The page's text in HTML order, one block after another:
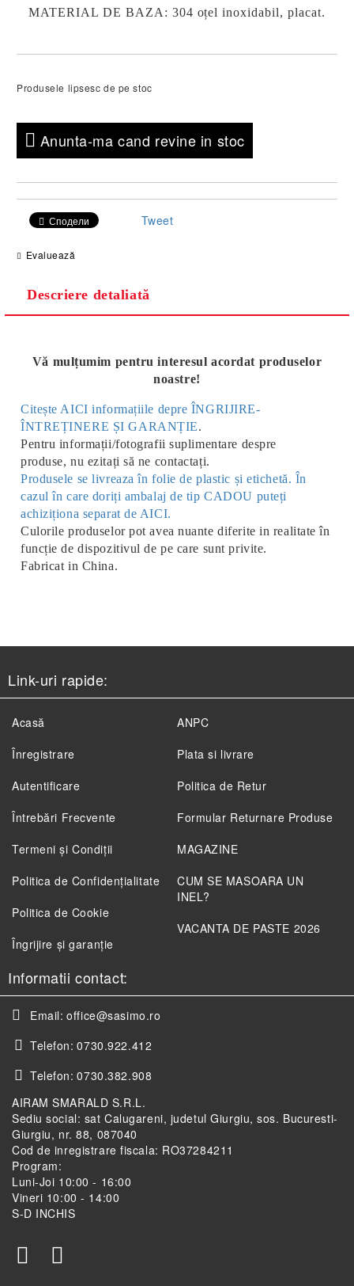
MATERIAL DE BAZA: 304 oțel inoxidabil, placat.
Produsele lipsesc de pe stoc
Anunta-ma cand revine in stoc
Сподели Tweet
Evaluează
Descriere detaliată
Vă mulțumim pentru interesul acordat produselor
noastre!
Citește AICI informațiile depre ÎNGRIJIRE-
ÎNTREȚINERE ȘI GARANȚIE.
Pentru informații/fotografii suplimentare despre
produse, nu ezitați să ne contactați.
Produsele se livreaza în folie de plastic și etichetă. În
cazul în care doriți ambalaj de tip CADOU puteți
achiziționa separat de AICI.
Culorile produselor pot avea nuante diferite in realitate în
funcție de dispozitivul de pe care sunt privite.
Fabricat in China.
Link-uri rapide:
Acasă
Înregistrare
Autentificare
Întrebări Frecvente
ANPC
Plata si livrare
Politica de Retur
Formular Returnare Produse
Termeni și Condiții
Politica de Confidenţialitate
Politica de Cookie
Îngrijire și garanție
MAGAZINE
CUM SE MASOARA UN
INEL?
VACANTA DE PASTE 2026
Informatii contact:
Email: office@sasimo.ro
Telefon: 0730.922.412
Telefon: 0730.382.908
AIRAM SMARALD S.R.L.
Sediu social: sat Calugareni, judetul Giurgiu, sos. Bucuresti-
Giurgiu, nr. 88, 087040
Cod de inregistrare fiscala: RO37284211
Program:
Luni-Joi 10:00 - 16:00
Vineri 10:00 - 14:00
S-D INCHIS